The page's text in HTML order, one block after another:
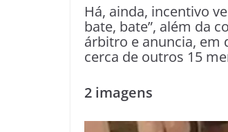
Há, ainda, incentivo
bate, bate”, além da
árbitro e anuncia, em
cerca de outros 15
2 imagens